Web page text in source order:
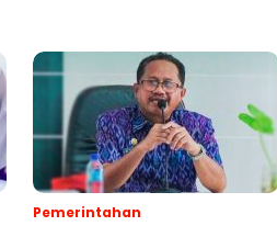
Pemerintahan